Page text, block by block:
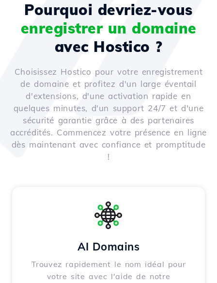
Pourquoi devriez-vous
enregistrer un domaine
avec Hostico ?
Choisissez Hostico pour votre enregistrement
de domaine et profitez d'un large éventail
d'extensions, d'une activation rapide en
quelques minutes, d'un support 24/7 et d'une
sécurité garantie grâce à des partenaires
accrédités. Commencez votre présence en ligne
dès maintenant avec confiance et promptitude
!
AI Domains
Trouvez rapidement le nom idéal pour
votre site avec l'aide de notre